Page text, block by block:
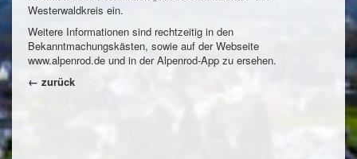
Westerwaldkreis ein.
Weitere Informationen sind rechtzeitig in den
Bekanntmachungskästen, sowie auf der Webseite
www.alpenrod.de und in der Alpenrod-App zu ersehen.
← zurück